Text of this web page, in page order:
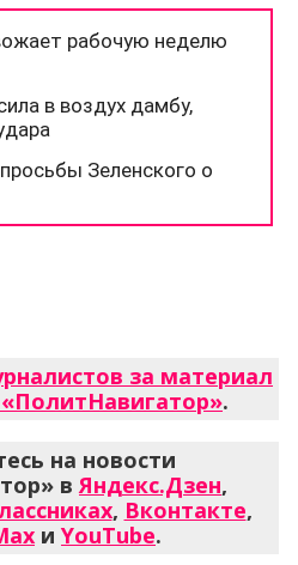
за материал
.
на новости
вЯндекс.Дзен,
, Вконтакте,
и YouTube.